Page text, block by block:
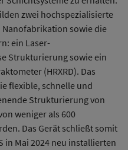
zwei hochspezialisierte
sowie die
ein Laser-
Strukturierung sowie ein
(HRXRD). Das
flexible, schnelle und
Strukturierung von
weniger als 600
Das Gerät schließt somit
in Mai 2024 neu installierten